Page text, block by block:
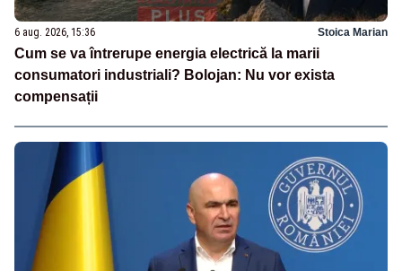
6 aug. 2026, 15:36 Stoica Marian
Cum se va întrerupe energia electrică la marii
consumatori industriali? Bolojan: Nu vor exista
compensații